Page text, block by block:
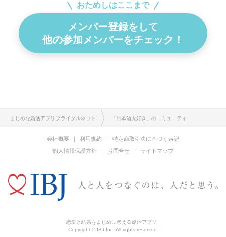
おためしはここまで
メンバー登録をして
他の参加メンバーをチェック！
まじめな婚活アプリブライダルネット 「日本酒大好き」のコミュニティ
会社概要 利用規約
特定商取引法に基づく表記
個人情報保護方針
お問合せ サイトマップ
恋愛と結婚をまじめに考える婚活アプリ
Copyright © IBJ Inc. All rights reserved.